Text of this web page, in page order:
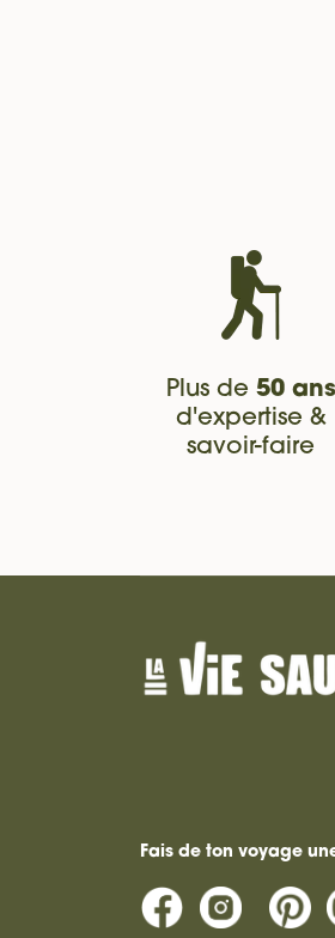
Plus de 50 ans
d'expertise &
savoir-faire
Fais de ton voyage